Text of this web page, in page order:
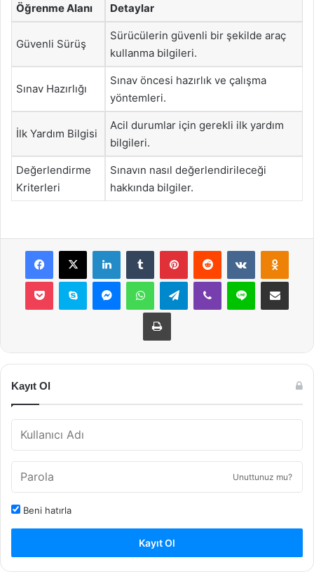
Öğrenme Alanı Detaylar
Güvenli Sürüş
Sürücülerin güvenli bir şekilde araç
kullanma bilgileri.
Sınav Hazırlığı
Sınav öncesi hazırlık ve çalışma
yöntemleri.
İlk Yardım Bilgisi
Acil durumlar için gerekli ilk yardım
bilgileri.
Değerlendirme
Kriterleri
Sınavın nasıl değerlendirileceği
hakkında bilgiler.
Facebook
X LinkedInTumblr PinterestReddit VKontakte
Pocket Skype MessengerWhatsAppTelegramViber Line E-Posta ile
Yazdır
Kayıt Ol
Unuttunuz mu?
Beni hatırla
Kayıt Ol